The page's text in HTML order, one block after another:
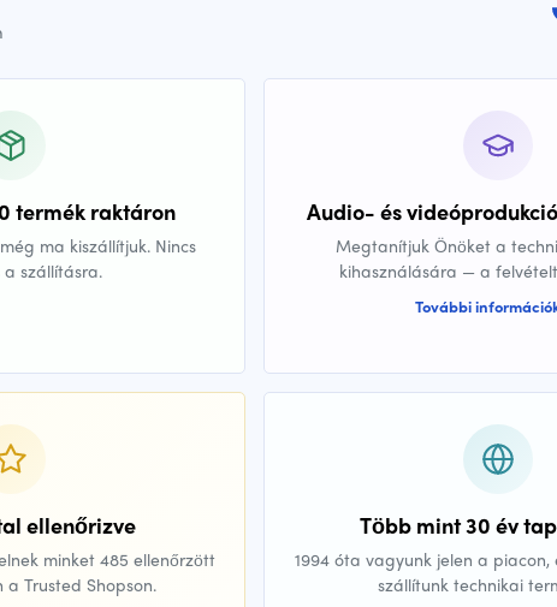
termék raktáron
ma kiszállítjuk. Nincs
szállításra.
Audio- és
Megtanítjuk Önöket a
kihasználására — a
További
ellenőrizve
minket 485 ellenőrzött
Trusted Shopson.
Több mint 30 év
1994 óta vagyunk jelen a piacon,
szállítunk technikai